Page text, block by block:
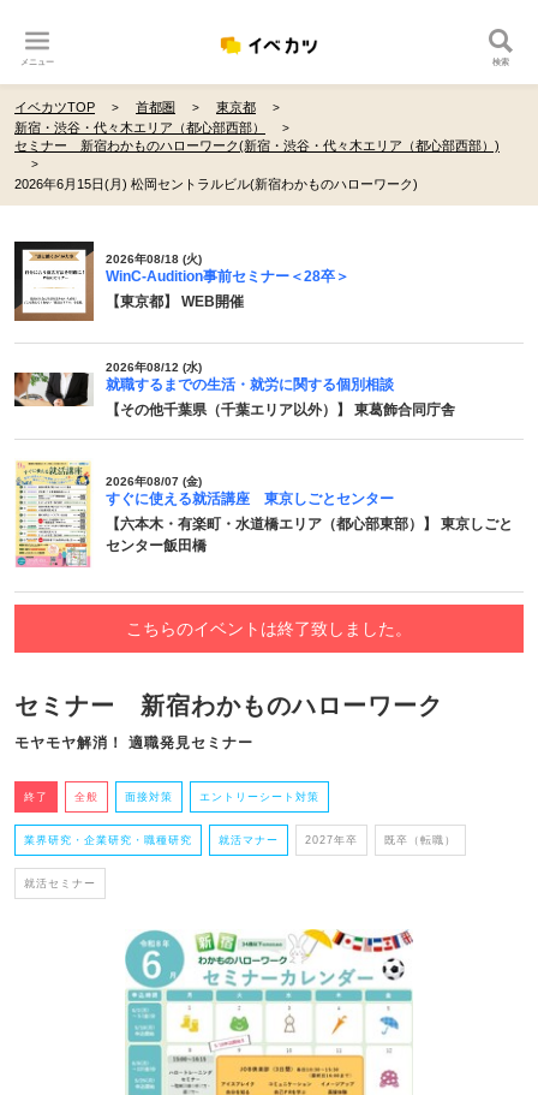
メニュー 検索
イベカツTOP 首都圏
東京都
新宿・渋谷・代々木エリア（都心部西部）
セミナー 新宿わかものハローワーク(新宿・渋谷・代々木エリア（都心部西部）)
2026年6月15日(月) 松岡セントラルビル(新宿わかものハローワーク)
2026年08/18 (火)
WinC-Audition事前セミナー＜28卒＞
【東京都】 WEB開催
2026年08/12 (水)
就職するまでの生活・就労に関する個別相談
【その他千葉県（千葉エリア以外）】 東葛飾合同庁舎
2026年08/07 (金)
すぐに使える就活講座 東京しごとセンター
【六本木・有楽町・水道橋エリア（都心部東部）】 東京しごと
センター飯田橋
こちらのイベントは終了致しました。
セミナー 新宿わかものハローワーク
モヤモヤ解消！ 適職発見セミナー
終了 全般 面接対策 エントリーシート対策
業界研究・企業研究・職種研究 就活マナー 2027年卒 既卒（転職）
就活セミナー